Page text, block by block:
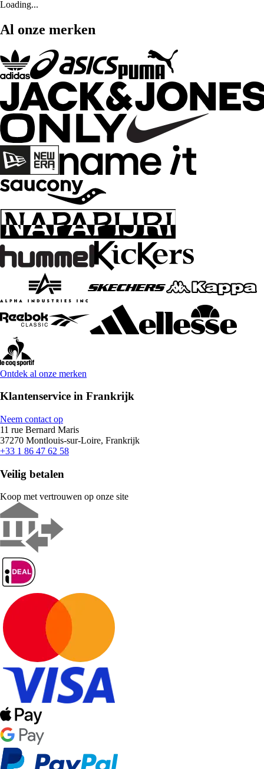
Loading...
Al onze merken
Ontdek al onze merken
Klantenservice in Frankrijk
Neem contact op
11 rue Bernard Maris
37270 Montlouis-sur-Loire, Frankrijk
+33 1 86 47 62 58
Veilig betalen
Koop met vertrouwen op onze site